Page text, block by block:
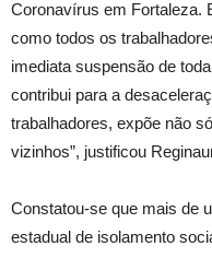
Coronavírus em Fortaleza.
como todos os
imediata suspensão de
contribui para a
trabalhadores, expõe não
vizinhos”, justificou
Constatou-se que mais de
estadual de isolamento